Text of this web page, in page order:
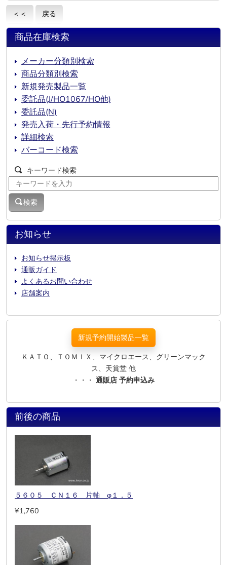
＜＜ 戻る
お知らせ
お知らせ掲示板
通販ガイド
よくあるお問い合わせ
店舗案内
商品在庫検索
メーカー分類別検索
商品分類別検索
新規発売製品一覧
委託品(J/HO1067/HO他)
委託品(N)
発売入荷・先行予約情報
詳細検索
バーコード検索
キーワード検索
検索
新規予約開始製品一覧
ＫＡＴＯ、ＴＯＭＩＸ、マイクロエース、グリーンマック
ス、天賞堂 他
・・・ 通販店 予約申込み
前後の商品
５６０５ ＣＮ１６ 片軸 φ１．５
¥1,760